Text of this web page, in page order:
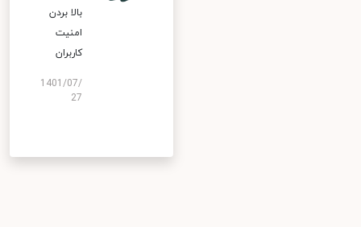
بالا بردن
امنیت
کاربران
1401/07/
27